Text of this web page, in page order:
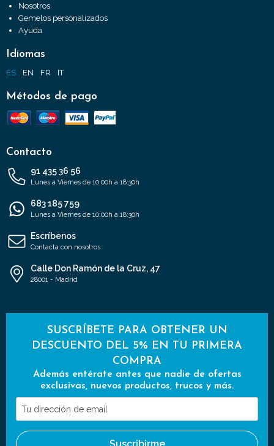
Nosotros
Gemelos personalizados
Ayuda
Idiomas
ES EN FR IT
Métodos de pago
Contacto
91 435 36 56
Lunes a Viernes de 10:00h a 18:30h
683 185 759
Lunes a Viernes de 10:00h a 18:30h
Escríbenos
Contacta con nosotros
Calle Don Ramón de la Cruz, 47
28001 - Madrid
SUSCRÍBETE PARA OBTENER UN
DESCUENTO DEL 5% EN TU PRIMERA
COMPRA
Además entérate antes que nadie de ofertas
exclusivas, nuevos productos, trucos y más.
Tu
dirección
de